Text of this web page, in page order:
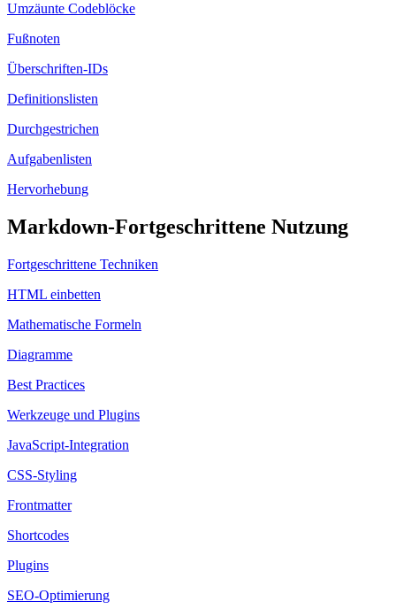
Umzäunte Codeblöcke
Fußnoten
Überschriften-IDs
Definitionslisten
Durchgestrichen
Aufgabenlisten
Hervorhebung
Markdown-Fortgeschrittene Nutzung
Fortgeschrittene Techniken
HTML einbetten
Mathematische Formeln
Diagramme
Best Practices
Werkzeuge und Plugins
JavaScript-Integration
CSS-Styling
Frontmatter
Shortcodes
Plugins
SEO-Optimierung